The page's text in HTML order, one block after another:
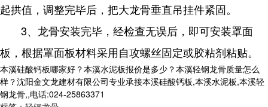
起拱值，调整完毕后，把大龙骨垂直吊挂件紧固。
3、龙骨安装完毕，经检查无误后，即可安装罩面
板，根据罩面板材料采用自攻螺丝固定或胶粘剂粘贴。
本溪硅酸钙板哪家好？本溪水泥板报价是多少？本溪轻钢龙骨质量怎么
样？沈阳金文龙建材有限公司专业承接本溪硅酸钙板,本溪水泥板,本溪轻
钢龙骨,,电话:024-25863371